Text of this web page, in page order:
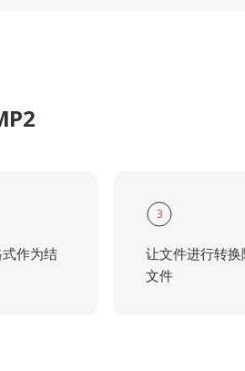
作为结
3
让文件进行转
文件